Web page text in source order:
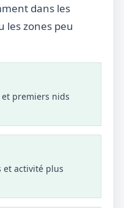
dans les
les zones peu
premiers nids
et activité plus